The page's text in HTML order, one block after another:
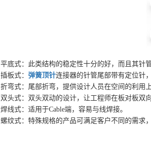
平底式：此类结构的稳定性十分的好，而且其针
插板式： 弹簧顶针连接器的针管尾部带有定位针
折弯式：尾部折弯，提供设计人员在空间的利用
双头式：双头双动的设计，让工程师在板对板双
焊线式：适用于Cable端，容易与线焊接。
螺纹式：特殊规格的产品可满足客户不同的需求